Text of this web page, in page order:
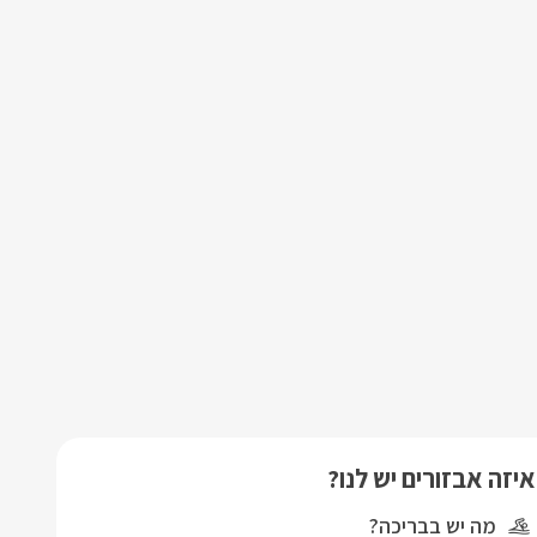
איזה אבזורים יש לנו?
מה יש בבריכה?